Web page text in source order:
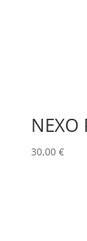
NEXO
30,00 €